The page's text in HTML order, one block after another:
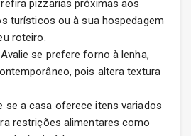
pizzarias próximas aos
turísticos ou à sua hospedagem
roteiro.
Avalie se prefere forno à lenha,
pois altera textura
se a casa oferece itens variados
restrições alimentares como